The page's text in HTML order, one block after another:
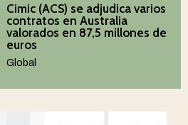
Cimic (ACS) se adjudica varios
contratos en Australia
valorados en 87,5 millones de
euros
Global